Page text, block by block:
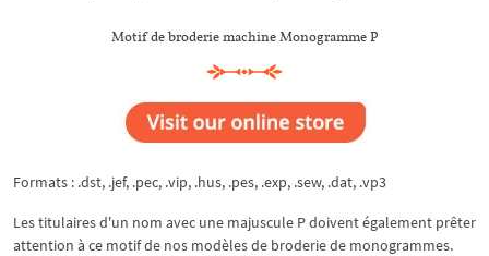
Motif de broderie machine Monogramme P
Formats : .dst, .jef, .pec, .vip, .hus, .pes, .exp, .sew, .dat, .vp3
Les titulaires d'un nom avec une majuscule P doivent également prêter
attention à ce motif de nos modèles de broderie de monogrammes.